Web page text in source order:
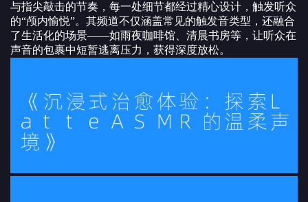
与指尖敲击的节奏，每一处细节都经过精心设计，触发听众
的“颅内愉悦”。其频道不仅涵盖常见的触发音类型，还融合
了生活化的场景——如雨夜咖啡馆、清晨书房等，让听众在
声音的包裹中短暂逃离压力，获得深度放松。